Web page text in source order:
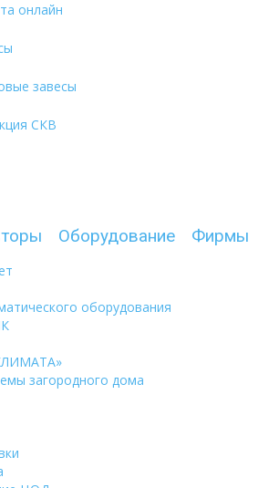
онлайн
завесы
СКВ
Оборудование Фирмы
оборудования
загородного дома